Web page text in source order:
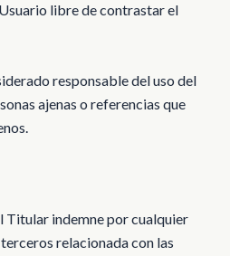
libre de contrastar el
responsable del uso del
ajenas o referencias que
Titular indemne por cualquier
relacionada con las